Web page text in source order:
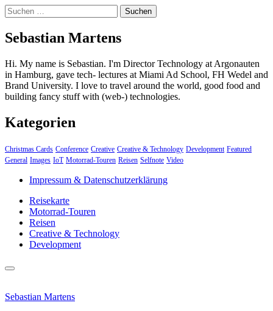
Suchen
nach:
Sebastian Martens
Hi. My name is Sebastian. I'm Director Technology at Argonauten
in Hamburg, gave tech- lectures at Miami Ad School, FH Wedel and
Brand University. I love to travel around the world, good food and
building fancy stuff with (web-) technologies.
Kategorien
Christmas Cards Conference Creative Creative & Technology Development Featured
General Images IoT Motorrad-Touren Reisen Selfnote Video
Impressum & Datenschutzerklärung
Reisekarte
Motorrad-Touren
Reisen
Creative & Technology
Development
close
content
Sebastian Martens